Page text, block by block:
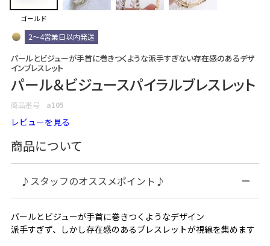
ゴールド
2～4営業日以内発送
パールとビジューが手首に巻きつくような派手すぎない存在感のあるデザ
インブレスレット
パール＆ビジュースパイラルブレスレット
商品番号 a105
レビューを見る
商品について
♪スタッフのオススメポイント♪
パールとビジューが手首に巻きつくようなデザイン
派手すぎず、しかし存在感のあるブレスレットが視線を集めます